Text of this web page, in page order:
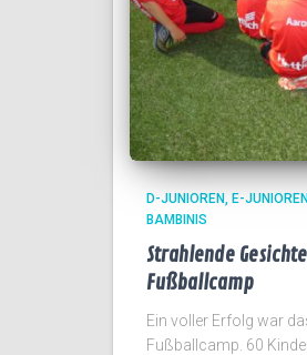
D-JUNIOREN E-
BAMBINIS
Strahlende
Fußballcamp
Ein voller Erfolg war
Fußballcamp. 60